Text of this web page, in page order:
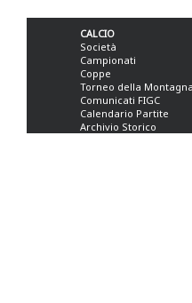
CALCIO
Società
Campionati
Coppe
Torneo della Montagna
Comunicati FIGC
Calendario Partite
Archivio Storico